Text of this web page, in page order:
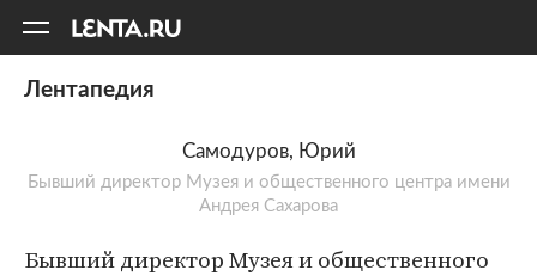
Лентапедия
Самодуров, Юрий
Бывший директор Музея и общественного центра имени
Андрея Сахарова
Бывший директор Музея и общественного